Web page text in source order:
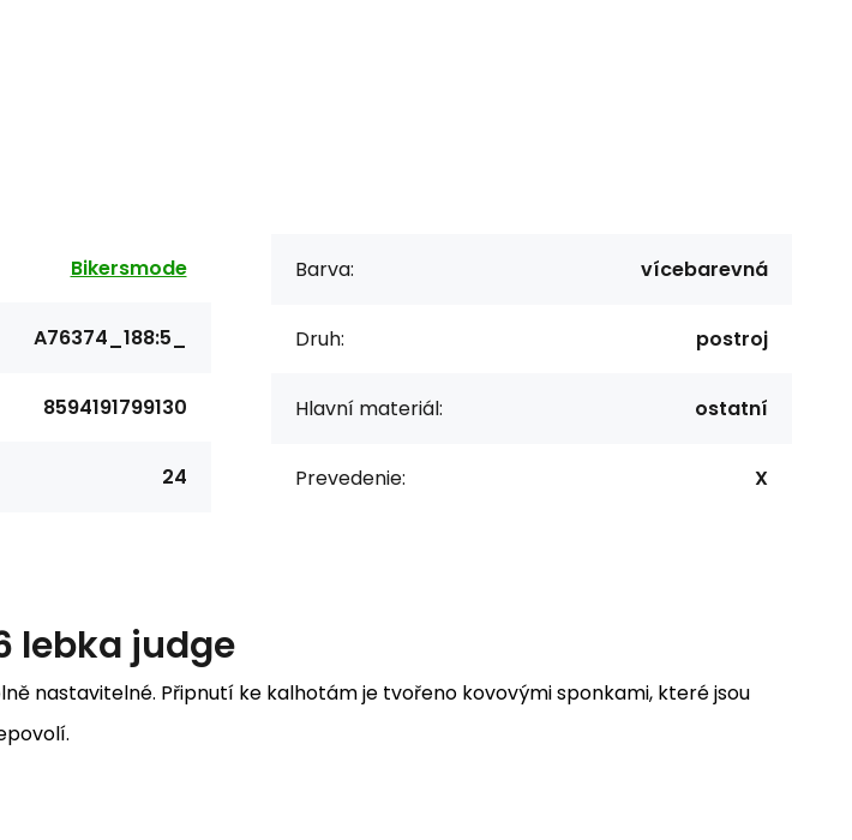
Bikersmode
A76374_188:5_
8594191799130
24
Barva: vícebarevná
Druh: postroj
Hlavní materiál: ostatní
Prevedenie: X
lebka judge
nastavitelné. Připnutí ke kalhotám je tvořeno kovovými sponkami, které jsou